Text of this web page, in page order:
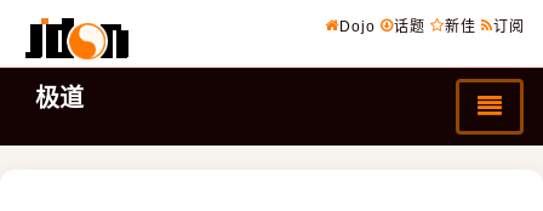
Dojo 话题 新佳 订阅
极道